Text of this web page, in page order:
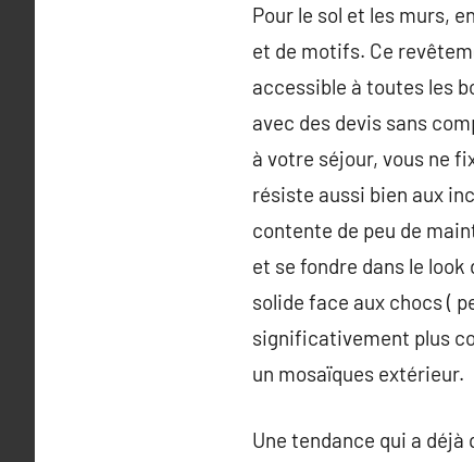
Pour le sol et les murs,
et de motifs. Ce
accessible à toutes les
avec des devis sans
à votre séjour, vous ne
résiste aussi bien aux
contente de peu de
et se fondre dans le
solide face aux chocs (
significativement plus
un mosaïques extérieur.
Une tendance qui a déjà